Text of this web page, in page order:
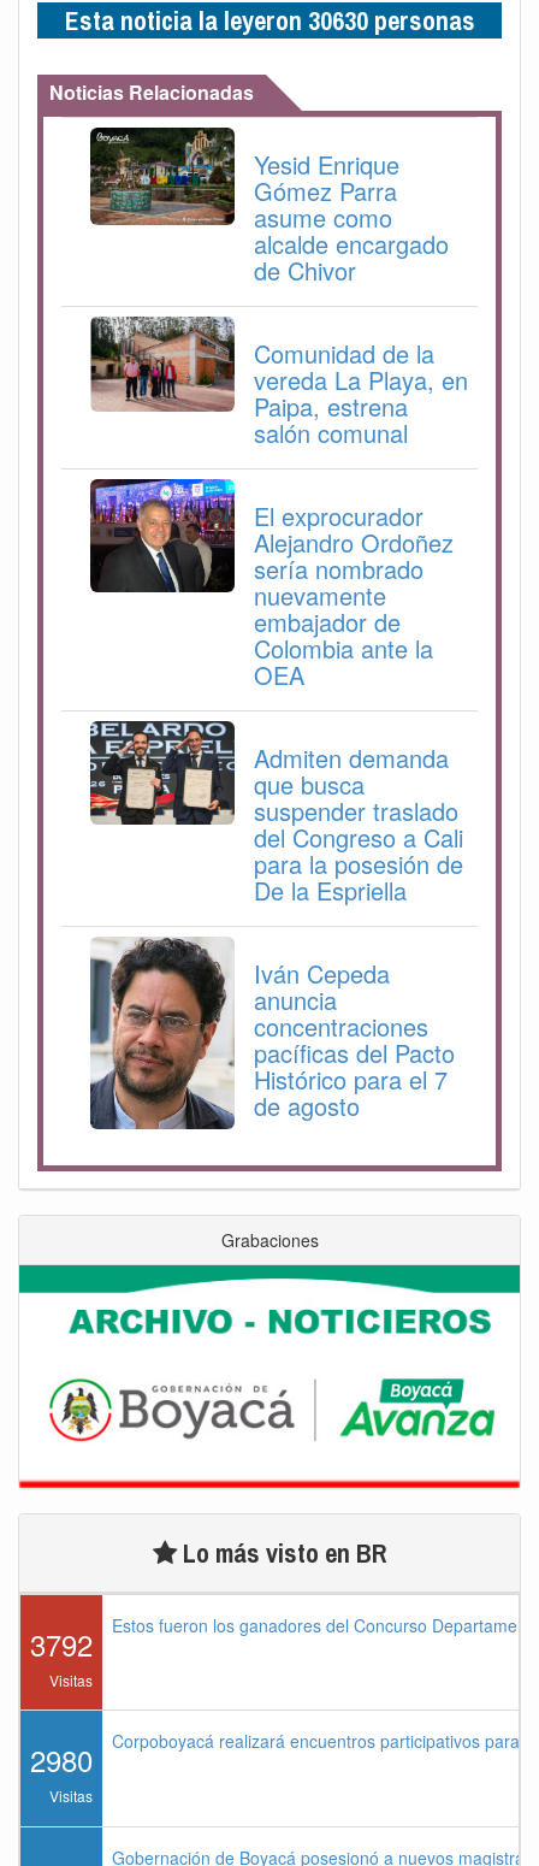
Esta noticia la leyeron 30630 personas
Noticias Relacionadas
Yesid Enrique
Gómez Parra
asume como
alcalde encargado
de Chivor
Comunidad de la
vereda La Playa, en
Paipa, estrena
salón comunal
El exprocurador
Alejandro Ordoñez
sería nombrado
nuevamente
embajador de
Colombia ante la
OEA
Admiten demanda
que busca
suspender traslado
del Congreso a Cali
para la posesión de
De la Espriella
Iván Cepeda
anuncia
concentraciones
pacíficas del Pacto
Histórico para el 7
de agosto
Grabaciones
Lo más visto en BR
3792
Visitas
Estos fueron los ganadores del Concurso
2980
Visitas
Corpoboyacá realizará encuentros participativos para
Gobernación de Boyacá posesionó a nuevos